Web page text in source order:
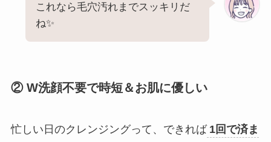
これなら毛穴汚れまでスッキリだ
ね✨
② W洗顔不要で時短＆お肌に優しい
忙しい日のクレンジングって、できれば 1回で済ま